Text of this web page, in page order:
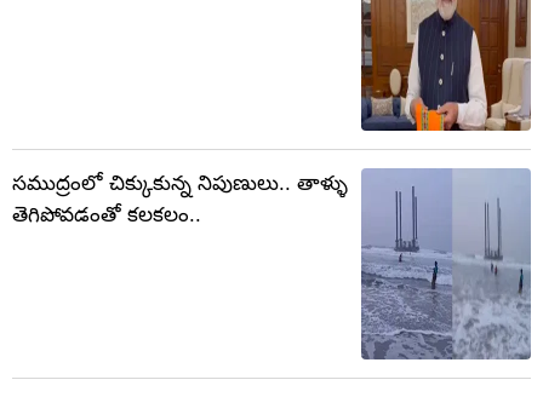
సముద్రంలో చిక్కుకున్న నిపుణులు.. తాళ్ళు
తెగిపోవడంతో కలకలం..